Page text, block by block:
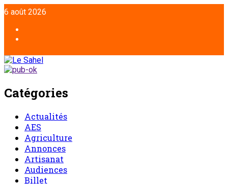
Aller
au
contenu
6 août 2026
Catégories
Actualités
AES
Agriculture
Annonces
Artisanat
Audiences
Billet